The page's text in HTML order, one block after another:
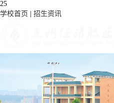
25
学校首页
招生资讯
最新动态
专业介绍
学院简介